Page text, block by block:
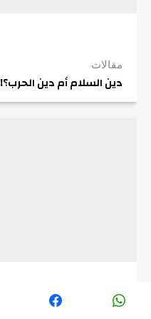
مقالات
دين السلام أم دين الحرب؟!